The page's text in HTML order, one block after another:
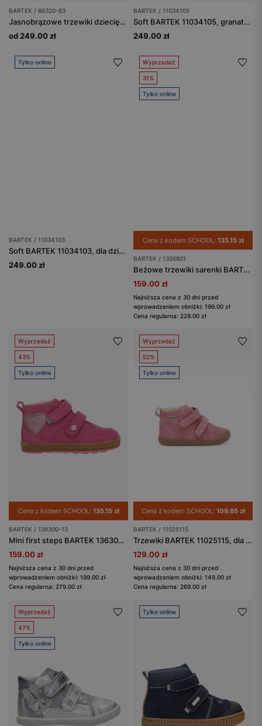
BARTEK / 86320-63
Jasnobrązowe trzewiki dziecięce z liskiem 86320-63
od 249.00 zł
BARTEK / 11034105
Soft BARTEK 11034105, granatowy
249.00 zł
Tylko online
BARTEK / 11034103
Soft BARTEK 11034103, dla dziewcząt, fioletowy
249.00 zł
Wyprzedaż
31%
Tylko online
Cena z kodem SCHOOL: 135.15 zł
BARTEK / 1356801
Beżowe trzewiki sarenki BARTEK ze złotymi serduszkami i zwierzątkiem na nosku 1356801
159.00 zł
Najniższa cena z 30 dni przed
wprowadzeniem obniżki: 199.00 zł
Cena regularna: 229.00 zł
Wyprzedaż
43%
Tylko online
Cena z kodem SCHOOL: 135.15 zł
BARTEK / 136300-13
Mini first steps BARTEK 136300-13, dla dziewcząt, fuksja
159.00 zł
Najniższa cena z 30 dni przed
wprowadzeniem obniżki: 199.00 zł
Cena regularna: 279.00 zł
Wyprzedaż
52%
Tylko online
Cena z kodem SCHOOL: 109.65 zł
BARTEK / 11025115
Trzewiki BARTEK 11025115, dla dziewcząt, różowy
129.00 zł
Najniższa cena z 30 dni przed
wprowadzeniem obniżki: 149.00 zł
Cena regularna: 269.00 zł
Wyprzedaż
47%
Tylko online
Tylko online